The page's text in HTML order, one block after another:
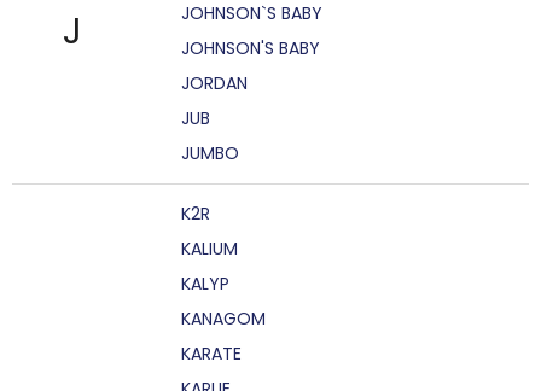
J
JOHNSON`S BABY
JOHNSON'S BABY
JORDAN
JUB
JUMBO
K2R
KALIUM
KALYP
KANAGOM
KARATE